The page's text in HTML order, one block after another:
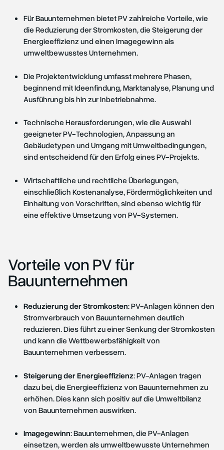
Für Bauunternehmen bietet PV zahlreiche Vorteile, wie
die Reduzierung der Stromkosten, die Steigerung der
Energieeffizienz und einen Imagegewinn als
umweltbewusstes Unternehmen.
Die Projektentwicklung umfasst mehrere Phasen,
beginnend mit Ideenfindung, Marktanalyse, Planung und
Ausführung bis hin zur Inbetriebnahme.
Technische Herausforderungen, wie die Auswahl
geeigneter PV-Technologien, Anpassung an
Gebäudetypen und Umgang mit Umweltbedingungen,
sind entscheidend für den Erfolg eines PV-Projekts.
Wirtschaftliche und rechtliche Überlegungen,
einschließlich Kostenanalyse, Fördermöglichkeiten und
Einhaltung von Vorschriften, sind ebenso wichtig für
eine effektive Umsetzung von PV-Systemen.
Vorteile von PV für
Bauunternehmen
Reduzierung der Stromkosten: PV-Anlagen können den
Stromverbrauch von Bauunternehmen deutlich
reduzieren. Dies führt zu einer Senkung der Stromkosten
und kann die Wettbewerbsfähigkeit von
Bauunternehmen verbessern.
Steigerung der Energieeffizienz: PV-Anlagen tragen
dazu bei, die Energieeffizienz von Bauunternehmen zu
erhöhen. Dies kann sich positiv auf die Umweltbilanz
von Bauunternehmen auswirken.
Imagegewinn: Bauunternehmen, die PV-Anlagen
einsetzen, werden als umweltbewusste Unternehmen